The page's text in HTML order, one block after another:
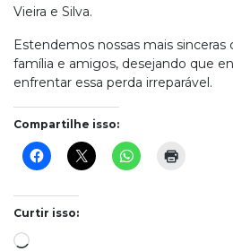
Vieira e Silva.
Estendemos nossas mais sinceras
família e amigos, desejando que
enfrentar essa perda irreparável.
Compartilhe isso:
Curtir isso:
Carregando...